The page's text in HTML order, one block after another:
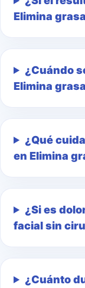
Elimina
¿Cuándo
Elimina
¿Qué
en Elimina
¿Si es
facial sin
¿Cuánto